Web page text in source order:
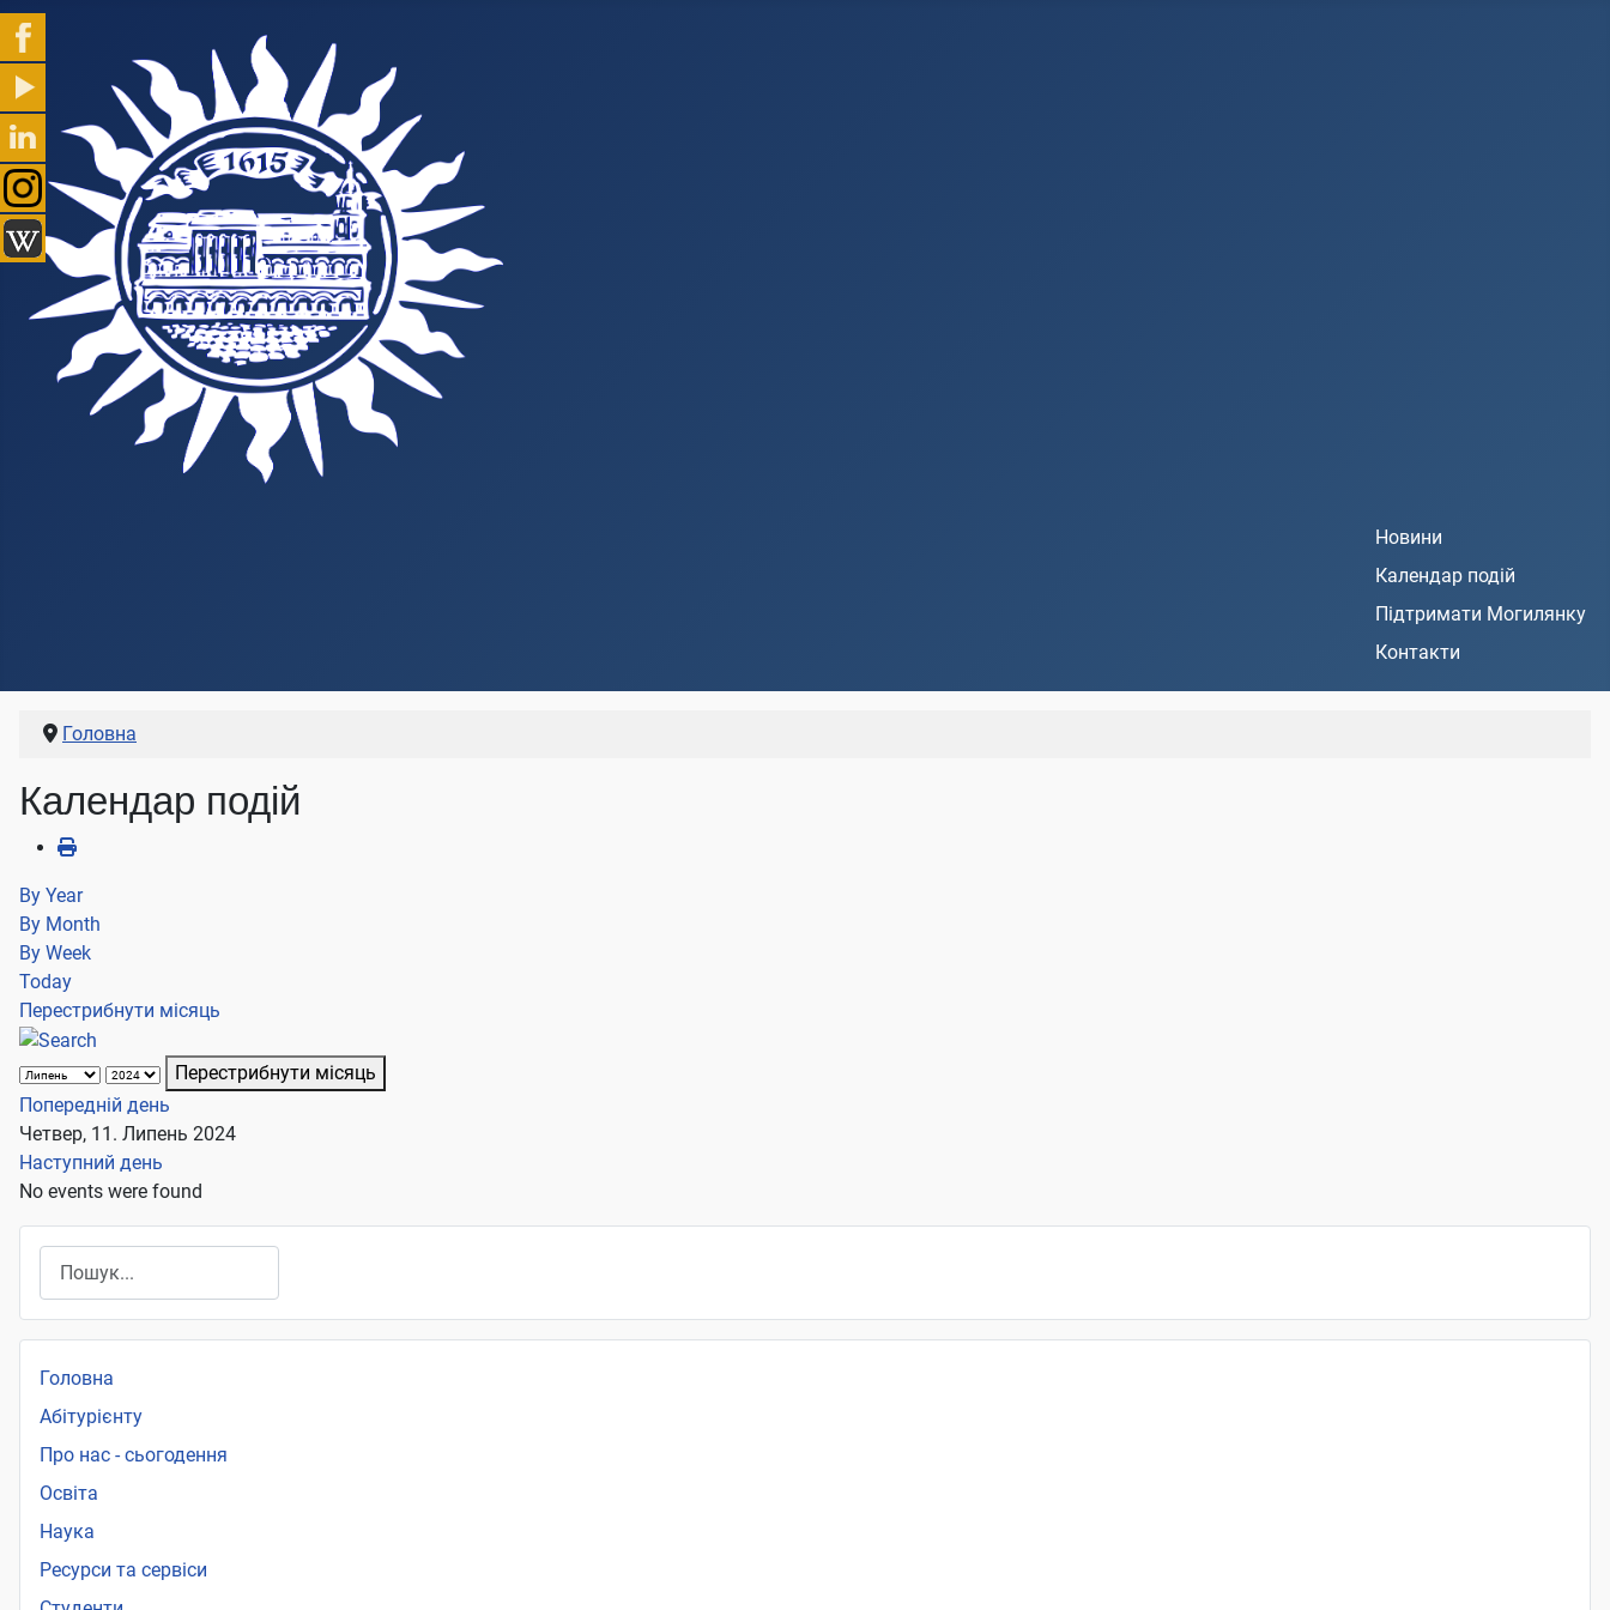
Новини
Календар подій
Підтримати Могилянку
Контакти
Головна
Календар подій
By Year
By Month
By Week
Today
Перестрибнути місяць
Перестрибнути місяць
Попередній день
Четвер, 11. Липень 2024
Наступний день
No events were found
Головна
Абітурієнту
Про нас - сьогодення
Освіта
Наука
Ресурси та сервіси